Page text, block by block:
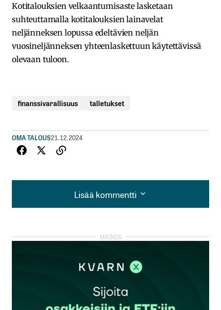
Kotitalouksien velkaantumisaste lasketaan
suhteuttamalla kotitalouksien lainavelat
neljänneksen lopussa edeltävien neljän
vuosineljänneksen yhteenlaskettuun käytettävissä
olevaan tuloon.
finanssivarallisuus talletukset
OMA TALOUS21.12.2024
Lisää kommentti
Lisää kommentti
kirjautua
rekisteröityä